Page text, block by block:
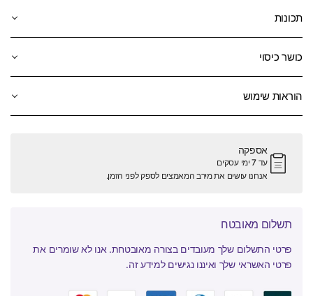
תכונות
כושר כיסוי
הוראות שימוש
אספקה
עד 7 ימי עסקים
אנחנו עושים את מירב המאמצים לספק לפני הזמן.
תשלום מאובטח
פרטי התשלום שלך מעובדים בצורה מאובטחת. אנו לא שומרים את
פרטי האשראי שלך ואיננו נגישים למידע זה.